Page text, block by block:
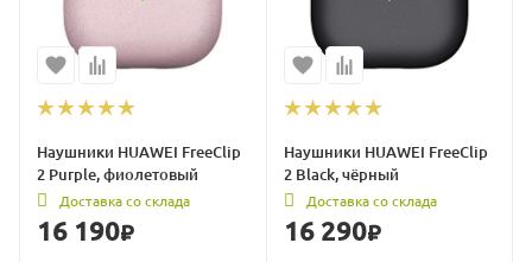
Наушники HUAWEI FreeClip
2 Purple, фиолетовый
Доставка со склада
16 190₽
Наушники HUAWEI FreeClip
2 Black, чёрный
Доставка со склада
16 290₽